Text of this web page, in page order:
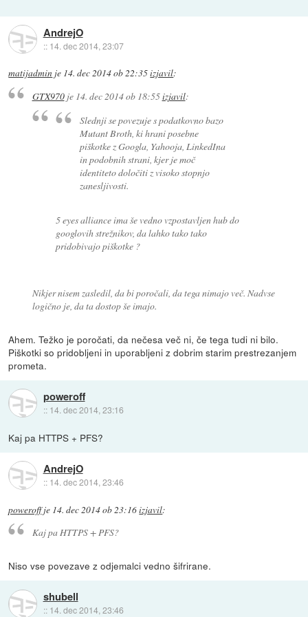
AndrejO
:: 14. dec 2014, 23:07
matijadmin je 14. dec 2014 ob 22:35izjavil:
GTX970je 14. dec 2014 ob 18:55izjavil:
Slednji se povezuje s podatkovno bazo
Mutant Broth, ki hrani posebne
piškotke z Googla, Yahooja, LinkedIna
in podobnih strani, kjer je moč
identiteto določiti z visoko stopnjo
zanesljivosti.
5 eyes alliance ima še vedno vzpostavljen hub do
googlovih strežnikov, da lahko tako tako
pridobivajo piškotke ?
Nikjer nisem zasledil, da bi poročali, da tega nimajo več. Nadvse
logično je, da ta dostop še imajo.
Ahem. Težko je poročati, da nečesa več ni, če tega tudi ni bilo.
Piškotki so pridobljeni in uporabljeni z dobrim starim prestrezanjem
prometa.
poweroff
:: 14. dec 2014, 23:16
Kaj pa HTTPS + PFS?
AndrejO
:: 14. dec 2014, 23:46
poweroffje 14. dec 2014 ob 23:16izjavil:
Kaj pa HTTPS + PFS?
Niso vse povezave z odjemalci vedno šifrirane.
shubell
:: 14. dec 2014, 23:46